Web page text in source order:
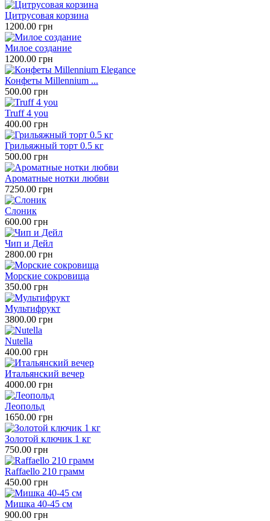
Цитрусовая корзина
1200.00 грн
Милое создание
1200.00 грн
Конфеты Millennium ...
500.00 грн
Truff 4 you
400.00 грн
Грильяжный торт 0.5 кг
500.00 грн
Ароматные нотки любви
7250.00 грн
Слоник
600.00 грн
Чип и Дейл
2800.00 грн
Морские сокровища
350.00 грн
Мультифрукт
3800.00 грн
Nutella
400.00 грн
Итальянский вечер
4000.00 грн
Леопольд
1650.00 грн
Золотой ключик 1 кг
750.00 грн
Raffaello 210 грамм
450.00 грн
Мишка 40-45 см
900.00 грн